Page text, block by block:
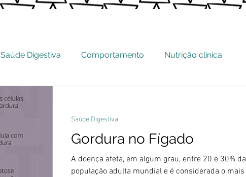
Saúde Digestiva Comportamento Nutrição clinica
Gordura no Fígado
A doença afeta, em algum grau, entre 20 e 30% da
população adulta mundial e é considerada o mais
Saúde Digestiva